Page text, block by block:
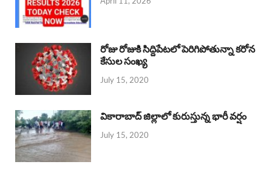
రోజు రోజుకి సిద్దిపేటలో పెరిగిపోతున్నా కరోన
కేసుల సంఖ్య
July 15, 2020
వికారాబాద్ జిల్లాలో కురుస్తున్న భారీ వర్షం
July 15, 2020